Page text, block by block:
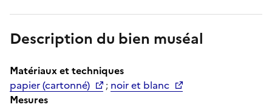
Description du bien muséal
Matériaux et techniques
papier (cartonné)
; noir et blanc
Mesures